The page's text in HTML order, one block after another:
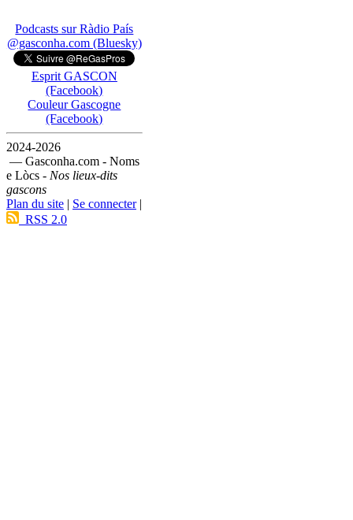
Podcasts sur Ràdio País
@gasconha.com (Bluesky)
Esprit GASCON
(Facebook)
Couleur Gascogne
(Facebook)
2024-2026
— Gasconha.com - Noms
e Lòcs - Nos lieux-dits
gascons
Plan du site | Se connecter|
RSS 2.0